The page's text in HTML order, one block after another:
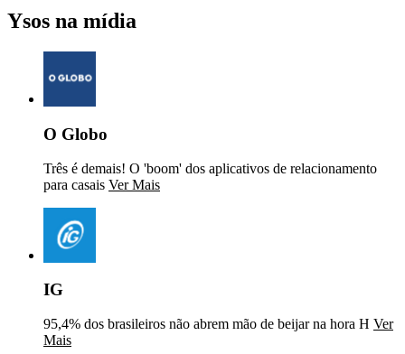
Ysos na mídia
O Globo
Três é demais! O 'boom' dos aplicativos de relacionamento
para casais Ver Mais
IG
95,4% dos brasileiros não abrem mão de beijar na hora H Ver
Mais